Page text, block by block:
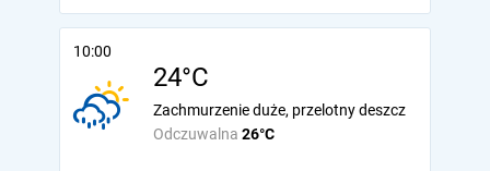
10:00
24°C
Odczuwalna 26°C
Zachmurzenie duże, przelotny deszcz